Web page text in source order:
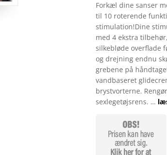
ud af 5
baseret
på
kundebedø
mmelser
Forkæl dine sanser
til 10 roterende
stimulation!Dine
med 4 ekstra
silkebløde overflade
og drejning endnu
grebene på
vandbaseret
brystvorterne.
sexlegetøjsrens. …